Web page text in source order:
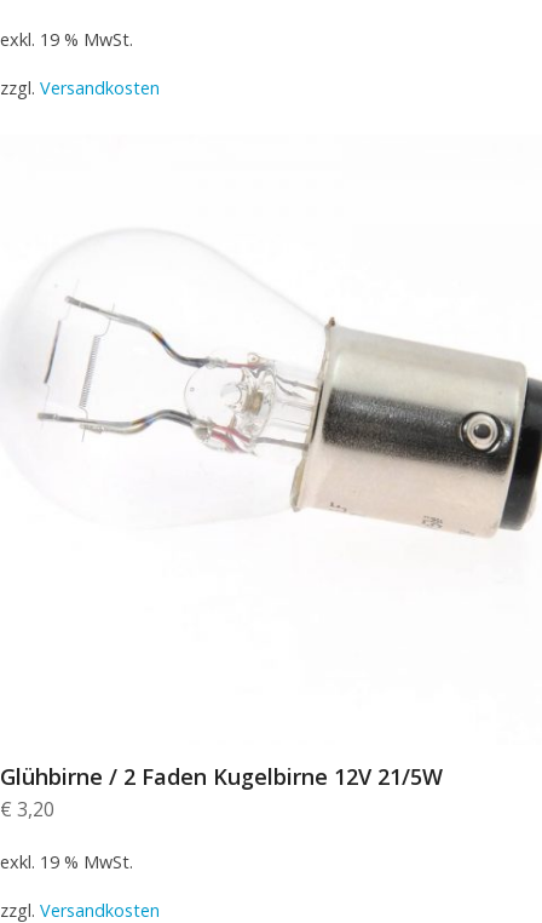
exkl. 19 % MwSt.
zzgl. Versandkosten
Glühbirne / 2 Faden Kugelbirne 12V 21/5W
€ 3,20
exkl. 19 % MwSt.
zzgl. Versandkosten